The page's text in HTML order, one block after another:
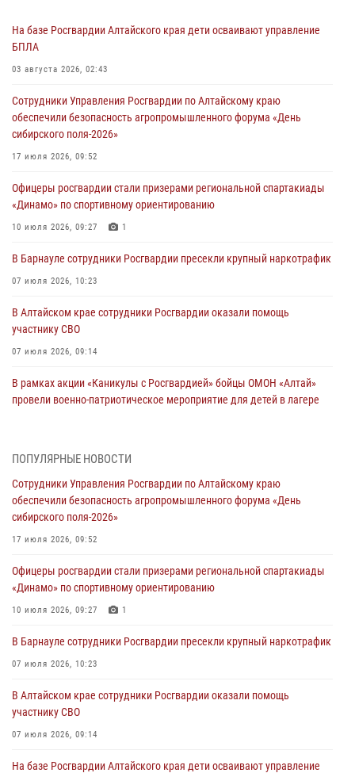
На базе Росгвардии Алтайского края дети осваивают управление
БПЛА
03 августа 2026, 02:43
Сотрудники Управления Росгвардии по Алтайскому краю
обеспечили безопасность агропромышленного форума «День
сибирского поля-2026»
17 июля 2026, 09:52
Офицеры росгвардии стали призерами региональной спартакиады
«Динамо» по спортивному ориентированию
10 июля 2026, 09:27 1
В Барнауле сотрудники Росгвардии пресекли крупный наркотрафик
07 июля 2026, 10:23
В Алтайском крае сотрудники Росгвардии оказали помощь
участнику СВО
07 июля 2026, 09:14
В рамках акции «Каникулы с Росгвардией» бойцы ОМОН «Алтай»
провели военно-патриотическое мероприятие для детей в лагере
акции «Коробка храбрости»
Сотрудники Росгвардии провели встречу с юными пограничниками
03 июля 2026, 04:03
Управление Росгвардии по Алтайскому краю провело для детей
02 июля 2026, 00:55
Алтайскому краю подведены итоги «прямой линии»
01 июля 2026, 07:49
ПОПУЛЯРНЫЕ НОВОСТИ
Сотрудники Управления Росгвардии по Алтайскому краю
обеспечили безопасность агропромышленного форума «День
сибирского поля-2026»
17 июля 2026, 09:52
Офицеры росгвардии стали призерами региональной спартакиады
«Динамо» по спортивному ориентированию
10 июля 2026, 09:27 1
В Барнауле сотрудники Росгвардии пресекли крупный наркотрафик
07 июля 2026, 10:23
В Алтайском крае сотрудники Росгвардии оказали помощь
участнику СВО
07 июля 2026, 09:14
На базе Росгвардии Алтайского края дети осваивают управление